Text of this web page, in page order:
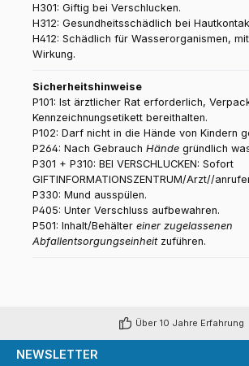
H301: Giftig bei Verschlucken.
H312: Gesundheitsschädlich bei
H412: Schädlich für Wasserorganismen,
Wirkung.
Sicherheitshinweise
P101: Ist ärztlicher Rat erforderlich,
Kennzeichnungsetikett bereithalten.
P102: Darf nicht in die Hände von Kindern
P264: Nach Gebrauch Hände gründlich
P301 + P310: BEI VERSCHLUCKEN: Sofort
GIFTINFORMATIONSZENTRUM/Arzt//
P330: Mund ausspülen.
P405: Unter Verschluss aufbewahren.
P501: Inhalt/Behälter einer zugelassenen
Abfallentsorgungseinheitzuführen.
Über 10 Jahre Erfahrung
NEWSLETTER